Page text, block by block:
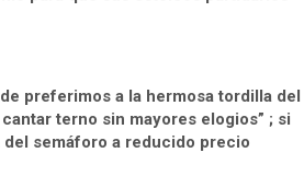
preferimos a la hermosa tordilla del
terno sin mayores elogios” ; si
semáforo a reducido precio